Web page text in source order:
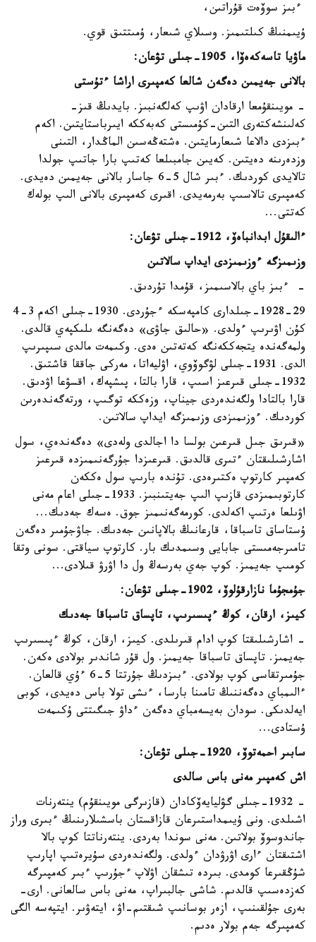
ءبىز سوۆەت قۇراتىن،
ۇيىمنىڭ كىلتىمىز. وسىلاي شىعار، ۇمىتتىق قوي.
ماۋيا تاسەكەەۆا، 1905-جىلى تۋعان:
بالانى جەيمىن دەگەن شالعا كەمپىرى اراشا ءتۇستى
- مويىنقۇمعا ارقادان اۋىپ كەلگەنبىز. بايدىڭ قىز-
كەلىنشەكتەرى التىن-كۇمىستى كەبەككە ايىرباستايتىن. اكەم
ءبىزدى دالاعا شىعارمايتىن. ەشتەڭەسىن الماڭدار، التىنى
وزدەرىنە دەيتىن. كەيىن جامبىلعا كەتىپ بارا جاتىپ جولدا
تالايدى كوردىك. ءبىر شال 5-6 جاسار بالانى جەيمىن دەيدى.
كەمپىرى تالاسىپ بەرمەيدى. اقىرى كەمپىرى بالانى الىپ بولەك
كەتتى...
ءالىقۇل ابدانباەۆ، 1912-جىلى تۋعان:
وزىمىزگە ءوزىمىزدى ايداپ سالاتىن
- ءبىز باي بالاسىمىز، قۇمدا تۇردىق.
1928-29-جىلدارى كامپەسكە ءجۇردى. 1930-جىلى اكەم 3-4
كۇن اۋىرىپ ءولدى. «حالىق جاۋى» دەگەنگە ىلىكپەي قالدى.
ولمەگەندە يتجەككەنگە كەتەتىن ەدى. وكىمەت مالدى سىپىرىپ
الدى. 1931-جىلى لۋگوۆوي، اۋليەاتا، مەركى جاققا قاشتىق.
1932-جىلى قىرعىز اسىپ، قارا بالتا، پىشپەك، اقسۋعا اۋدىق.
قارا بالتادا ولگەندەردى جيناپ، وزەككە توگىپ، ورتەگەندەرىن
كوردىك. ءوزىمىزدى وزىمىزگە ايداپ سالاتىن.
«قىرىق جىل قىرعىن بولسا دا اجالدى ولەدى» دەگەندەي، سول
اشارشىلىقتان ءتىرى قالدىق. قىرعىزدا جۇرگەنىمىزدە قىرعىز
كەمپىر كارتوپ ەكتىرەدى. تۇندە بارىپ سول ەككەن
كارتوبىمىزدى قازىپ الىپ جەيتىنبىز. 1933-جىلى اعام مەنى
اۋىلعا ەرتىپ اكەلدى. كورمەگەنىمىز جوق. ەسەك جەدىك...
ۇستاساق تاسباقا، قارعانىڭ بالاپانىن جەدىك. جاۋجۇمىر دەگەن
تامىرجەمىستى جابايى وسىمدىك بار. كارتوپ سياقتى. سونى وتقا
كومىپ جەيمىز. كوپ جەي بەرسەڭ ول دا اۋرۋ قىلادى...
جۇمجۇما نازارقۇلوۆ، 1902-جىلى تۋعان:
كيىز، ارقان، كوڭ ءپىسىرىپ، تاپساق تاسباقا جەدىك
- اشارشىلىقتا كوپ ادام قىرىلدى. كيىز، ارقان، كوڭ ءپىسىرىپ
جەيمىز. تاپساق تاسباقا جەيمىز. ول قۇر شاندىر بولادى ەكەن.
جۇمىرتقاسى كوپ بولادى. ءبىزدىڭ جۇرتتا 5-6 ءۇي قالعان.
ءالىمباي دەگەننىڭ تامىنا بارسا، ءىشى تولا باس دەيدى، كوبى
ايەلدىكى. سودان بەيسەمباي دەگەن ءداۋ جىگىتتى ۇكىمەت
ۇستادى...
سابىر احمەتوۆ، 1920-جىلى تۋعان:
اش كەمپىر مەنى باس سالدى
- 1932-جىلى گۋليايەۆكادان (قازىرگى مويىنقۇم) ينتەرنات
اشىلدى. ونى ۇيىمداستىرعان قازاقستان باسشىلارىنىڭ ءبىرى وراز
جاندوسوۆ بولاتىن. مەنى سوندا بەردى. ينتەرناتتا كوپ بالا
اشتىقتان ءارى اۋرۋدان ءولدى. ولگەندەردى سۇيرەتىپ اپارىپ
شۇڭقىرعا كومدى. بىردە تىشقان اۋلاپ ءجۇرىپ ءبىر كەمپىرگە
كەزدەسىپ قالدىم. شاشى جالبىراپ، مەنى باس سالعانى. ارى-
بەرى جۇلقىنىپ، ازەر بوسانىپ شىقتىم-اۋ، ايتەۋىر. ايتپەسە الگى
كەمپىرگە جەم بولار ەدىم.